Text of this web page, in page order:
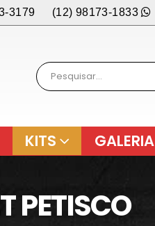
3179 (12) 98173-1833
KITS GALERIA
PETISCO